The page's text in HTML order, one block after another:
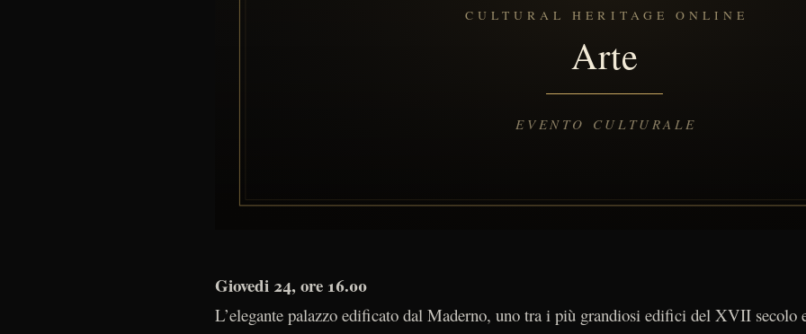
Giovedi 24, ore 16.00
L’elegante palazzo edificato dal Maderno, uno tra i più grandiosi edifici del XVII secolo